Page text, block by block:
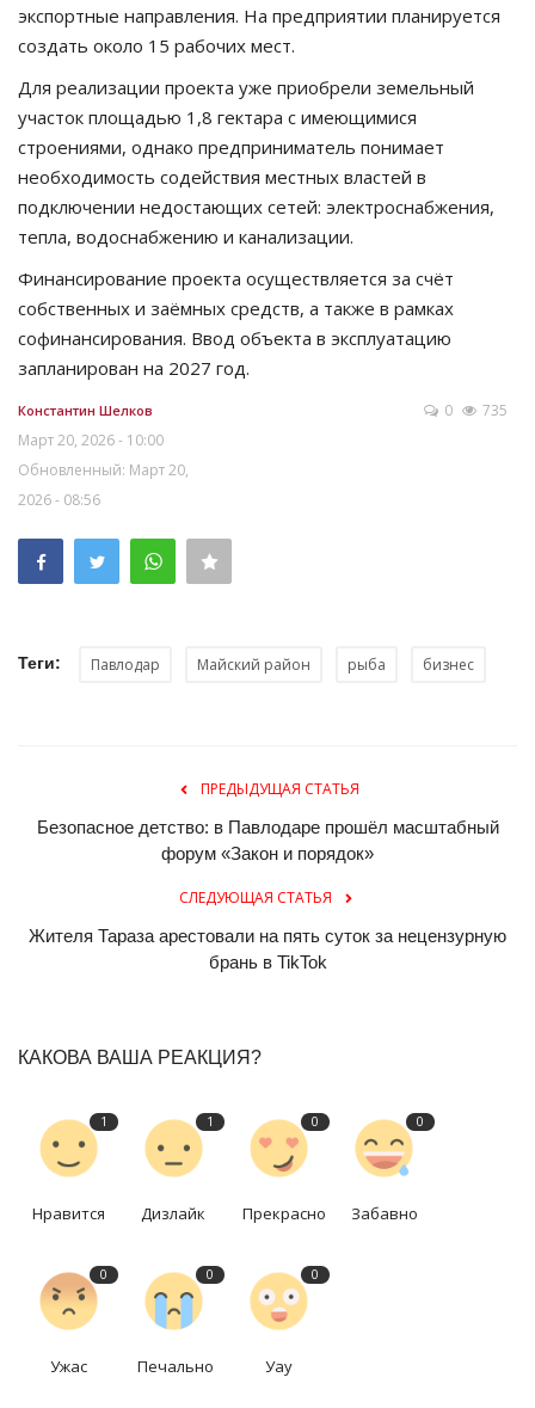
экспортные направления. На предприятии планируется
создать около 15 рабочих мест.
Для реализации проекта уже приобрели земельный
участок площадью 1,8 гектара с имеющимися
строениями, однако предприниматель понимает
необходимость содействия местных властей в
подключении недостающих сетей: электроснабжения,
тепла, водоснабжению и канализации.
Финансирование проекта осуществляется за счёт
собственных и заёмных средств, а также в рамках
софинансирования. Ввод объекта в эксплуатацию
запланирован на 2027 год.
Константин Шелков
Март 20, 2026 - 10:00
Обновленный: Март 20,
2026 - 08:56
0 735
Теги: Павлодар Майский район рыба бизнес
ПРЕДЫДУЩАЯ СТАТЬЯ
Безопасное детство: в Павлодаре прошёл масштабный
форум «Закон и порядок»
СЛЕДУЮЩАЯ СТАТЬЯ
Жителя Тараза арестовали на пять суток за нецензурную
брань в TikTok
КАКОВА ВАША РЕАКЦИЯ?
1
Нравится
1
Дизлайк
0
Прекрасно
0
Забавно
0
Ужас
0
Печально
0
Уау